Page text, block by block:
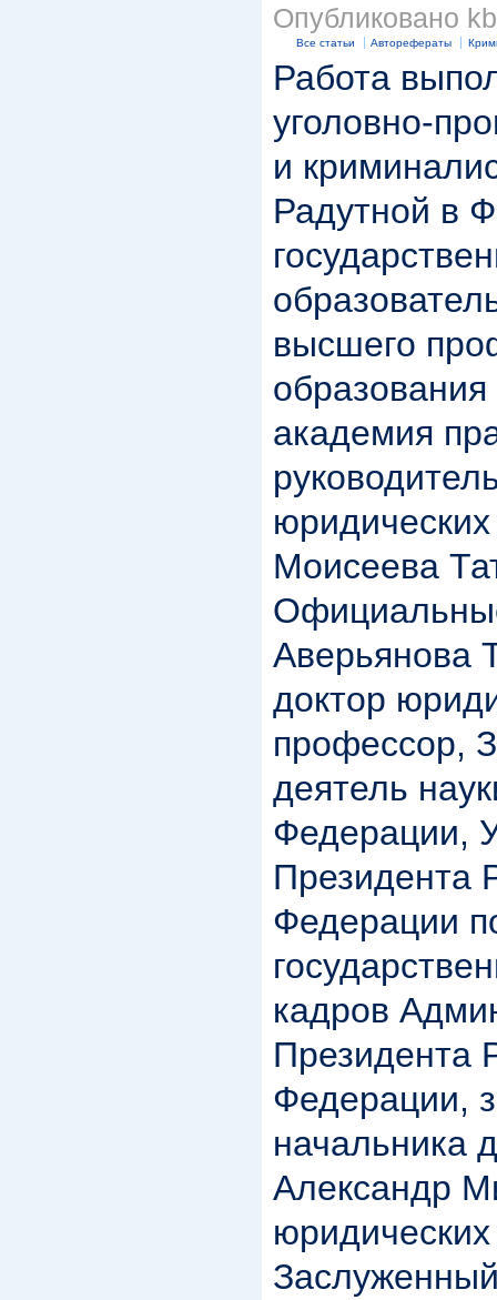
Опубликовано
Все статьи Авторефераты
Работа
уголовно-
и
Радутной в
высшего
академия
Моисеева
Аверьянова
доктор
профессор,
деятель
Федерации,
Президента
Федерации
кадров
Президента
Федерации,
начальника
Александр